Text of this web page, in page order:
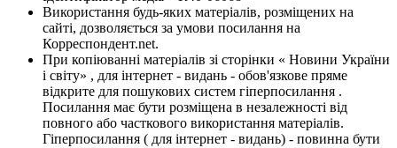
Використання будь-яких матеріалів, розміщених на
сайті, дозволяється за умови посилання на
Корреспондент.net.
При копіюванні матеріалів зі сторінки « Новини України
і світу» , для інтернет - видань - обов'язкове пряме
відкрите для пошукових систем гіперпосилання .
Посилання має бути розміщена в незалежності від
повного або часткового використання матеріалів.
Гіперпосилання ( для інтернет - видань) - повинна бути